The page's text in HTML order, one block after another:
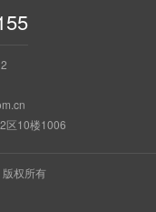
区10楼1006
权所有